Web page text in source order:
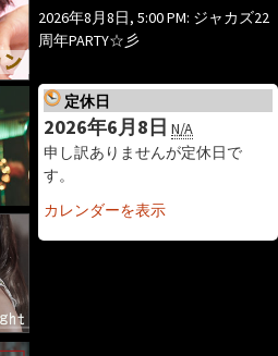
2026年8月8日, 5:00 PM: ジャカズ22
周年PARTY☆彡
定休日
2026年6月8日 N/A
申し訳ありませんが定休日で
す。
カレンダーを表示